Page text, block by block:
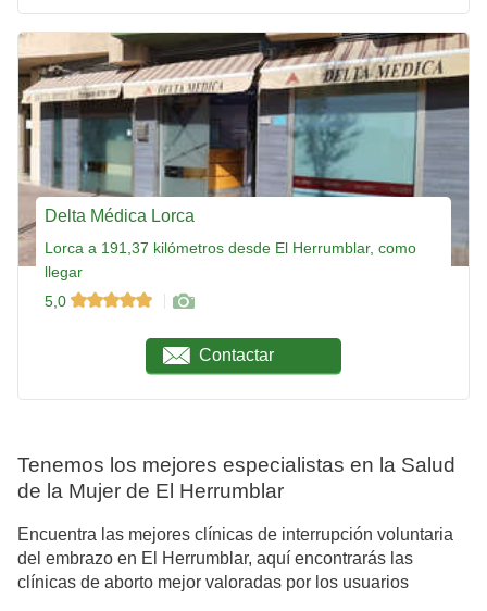
Delta Médica Lorca
Lorca a 191,37 kilómetros desde El Herrumblar, como
llegar
5,0
Contactar
Tenemos los mejores especialistas en la Salud
de la Mujer de El Herrumblar
Encuentra las mejores clínicas de interrupción voluntaria
del embrazo en El Herrumblar, aquí encontrarás las
clínicas de aborto mejor valoradas por los usuarios